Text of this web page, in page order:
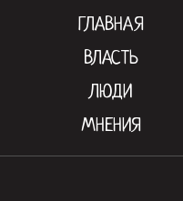
ГЛАВНАЯ
ВЛАСТЬ
ЛЮДИ
МНЕНИЯ